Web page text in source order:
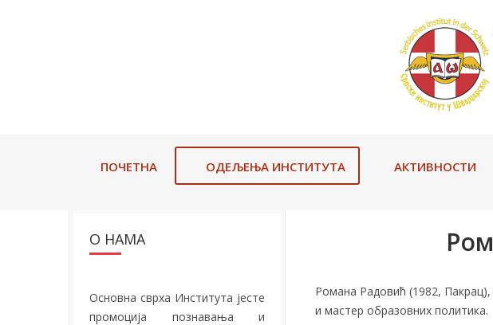
ПОЧЕТНА ОДЕЉЕЊА ИНСТИТУТА АКТИВНОСТИ
Романа Радовић (1982,
и мастер образовних политика.
О НАМА
Основна сврха Института јесте
промоција познавања и